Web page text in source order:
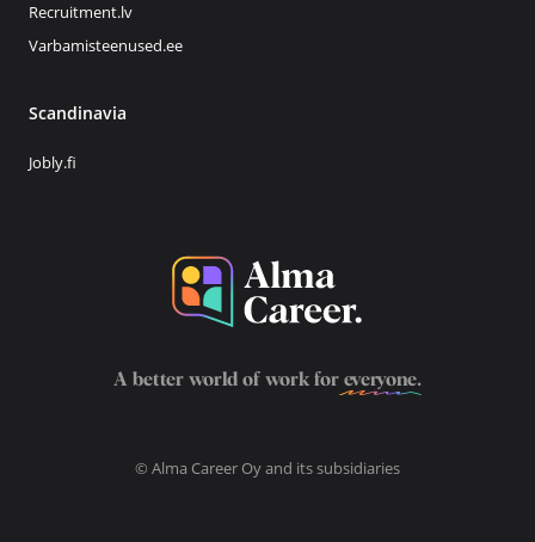
Recruitment.lv
Varbamisteenused.ee
Scandinavia
Jobly.fi
A better world of work for everyone.
© Alma Career Oy and its subsidiaries